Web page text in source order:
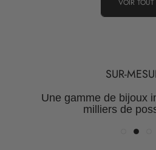
VOIR TOUT
métaux
SUR-
Une gamme de bijoux
milliers de
valeur pour des